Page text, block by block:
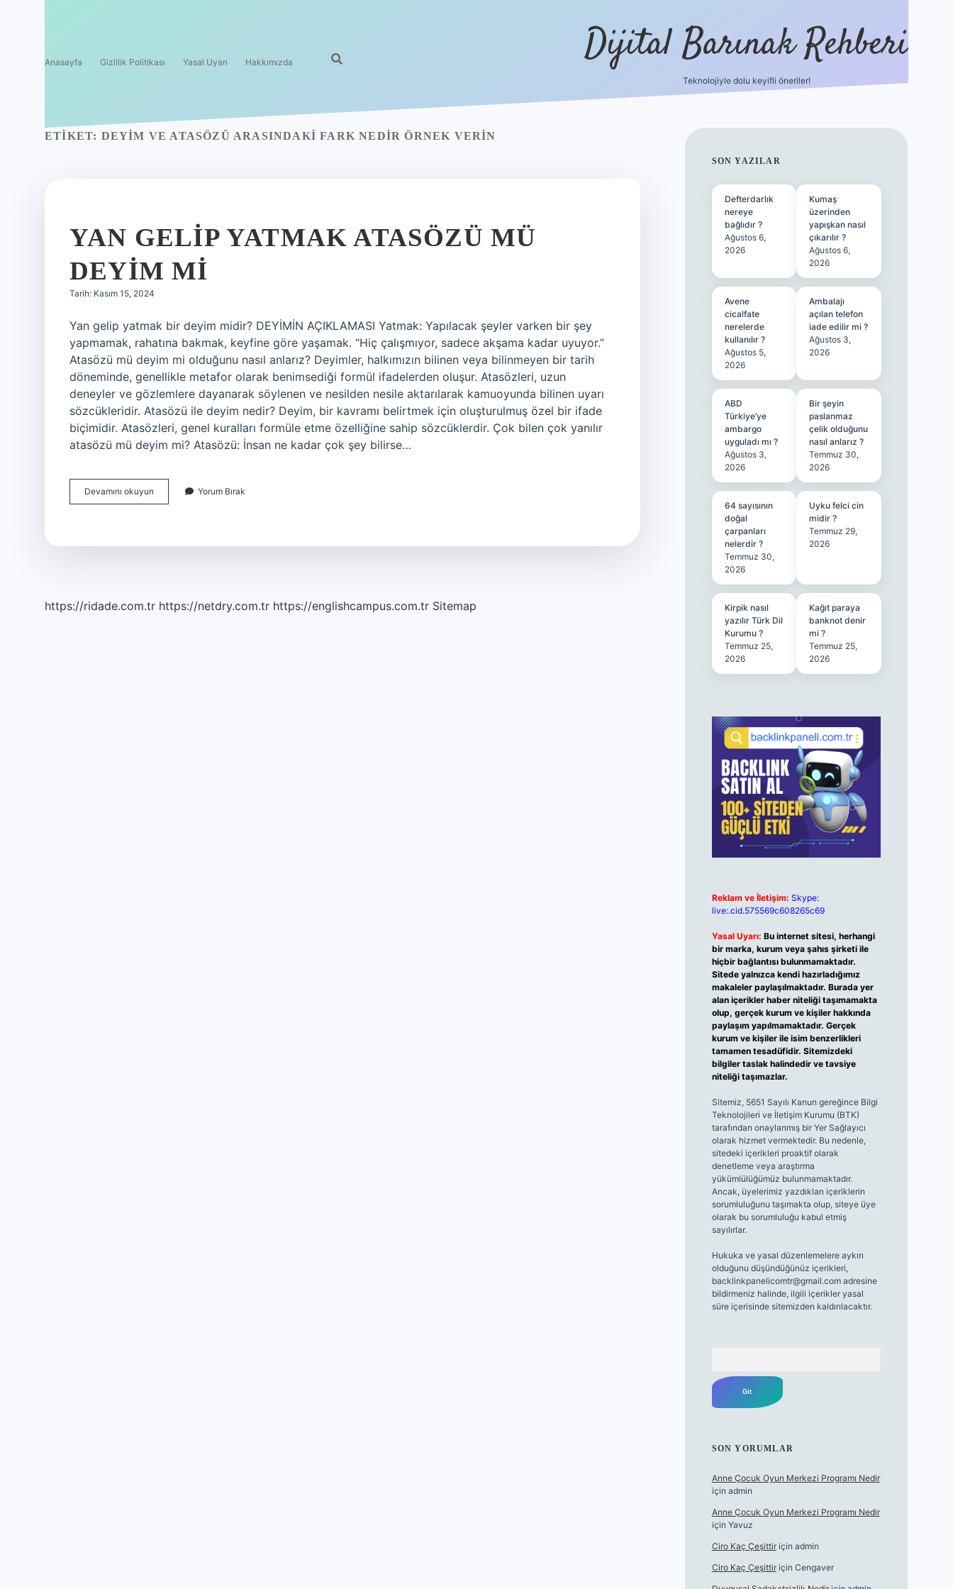
Anasayfa Gizlilik Politikası Yasal Uyarı Hakkımızda Dijital Barınak Rehberi
Teknolojiyle dolu keyifli öneriler!
ETIKET: DEYIM VE ATASÖZÜ ARASINDAKI FARK NEDIR ÖRNEK VERIN
YAN GELIP YATMAK ATASÖZÜ MÜ
DEYIM MI
Tarih: Kasım 15, 2024
Yan gelip yatmak bir deyim midir? DEYİMİN AÇIKLAMASI Yatmak: Yapılacak şeyler varken bir şey
yapmamak, rahatına bakmak, keyfine göre yaşamak. “Hiç çalışmıyor, sadece akşama kadar uyuyor.”
Atasözü mü deyim mi olduğunu nasıl anlarız? Deyimler, halkımızın bilinen veya bilinmeyen bir tarih
döneminde, genellikle metafor olarak benimsediği formül ifadelerden oluşur. Atasözleri, uzun
deneyler ve gözlemlere dayanarak söylenen ve nesilden nesile aktarılarak kamuoyunda bilinen uyarı
sözcükleridir. Atasözü ile deyim nedir? Deyim, bir kavramı belirtmek için oluşturulmuş özel bir ifade
biçimidir. Atasözleri, genel kuralları formüle etme özelliğine sahip sözcüklerdir. Çok bilen çok yanılır
atasözü mü deyim mi? Atasözü: İnsan ne kadar çok şey bilirse…
Devamını okuyun
Gelip
Yorum Bırak
https://ridade.com.tr https://netdry.com.tr https://englishcampus.com.tr Sitemap
SIDEBAR
SON YAZILAR
Defterdarlık
nereye
bağlıdır ?
Ağustos 6,
2026
Kumaş
üzerinden
yapışkan nasıl
çıkarılır ?
Ağustos 6,
2026
Avene
cicalfate
nerelerde
kullanılır ?
Ağustos 5,
2026
Ambalajı
açılan telefon
iade edilir mi ?
Ağustos 3,
2026
ABD
Türkiye’ye
ambargo
uyguladı mı ?
Ağustos 3,
2026
Bir şeyin
paslanmaz
çelik olduğunu
nasıl anlarız ?
Temmuz 30,
2026
64 sayısının
doğal
çarpanları
nelerdir ?
Temmuz 30,
2026
Uyku felci cin
midir ?
Temmuz 29,
2026
Kirpik nasıl
yazılır Türk Dil
Kurumu ?
Temmuz 25,
2026
Kağıt paraya
banknot denir
mi ?
Temmuz 25,
2026
Reklam ve İletişim: Skype:
live:.cid.575569c608265c69
Yasal Uyarı: Bu internet sitesi, herhangi
bir marka, kurum veya şahıs şirketi ile
hiçbir bağlantısı bulunmamaktadır.
Sitede yalnızca kendi hazırladığımız
makaleler paylaşılmaktadır. Burada yer
alan içerikler haber niteliği taşımamakta
olup, gerçek kurum ve kişiler hakkında
paylaşım yapılmamaktadır. Gerçek
kurum ve kişiler ile isim benzerlikleri
tamamen tesadüfidir. Sitemizdeki
bilgiler taslak halindedir ve tavsiye
niteliği taşımazlar.
Sitemiz, 5651 Sayılı Kanun gereğince Bilgi
Teknolojileri ve İletişim Kurumu (BTK)
tarafından onaylanmış bir Yer Sağlayıcı
olarak hizmet vermektedir. Bu nedenle,
sitedeki içerikleri proaktif olarak
denetleme veya araştırma
yükümlülüğümüz bulunmamaktadır.
Ancak, üyelerimiz yazdıkları içeriklerin
sorumluluğunu taşımakta olup, siteye üye
olarak bu sorumluluğu kabul etmiş
sayılırlar.
Hukuka ve yasal düzenlemelere aykırı
olduğunu düşündüğünüz içerikleri,
backlinkpanelicomtr@gmail.comadresine
bildirmeniz halinde, ilgili içerikler yasal
süre içerisinde sitemizden kaldırılacaktır.
SON YORUMLAR
Anne Çocuk Oyun Merkezi Programı Nedir
için admin
Anne Çocuk Oyun Merkezi Programı Nedir
için Yavuz
Ciro Kaç Çeşittiriçin admin
Ciro Kaç Çeşittiriçin Cengaver
hiltonbet güncel